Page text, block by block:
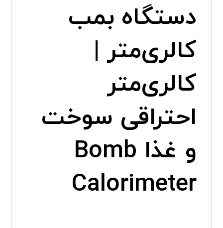
دستگاه بمب
کالری‌متر |
کالری‌متر
احتراقی سوخت
و غذا Bomb
Calorimeter